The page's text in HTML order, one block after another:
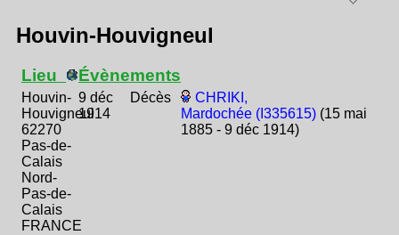
Houvin-Houvigneul
Lieu
Houvin-
Houvigneul
62270
Pas-de-
Calais
Nord-
Pas-de-
Calais
FRANCE
Évènements
9 déc
1914
Décès
CHRIKI,
Mardochée (I335615) (15 mai
1885 - 9 déc 1914)